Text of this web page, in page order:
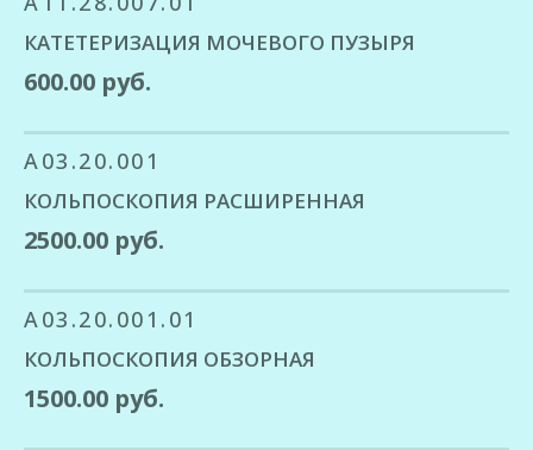
КАТЕТЕРИЗАЦИЯ МОЧЕВОГО ПУЗЫРЯ
600.00 руб.
A03.20.001
КОЛЬПОСКОПИЯ РАСШИРЕННАЯ
2500.00 руб.
A03.20.001.01
КОЛЬПОСКОПИЯ ОБЗОРНАЯ
1500.00 руб.